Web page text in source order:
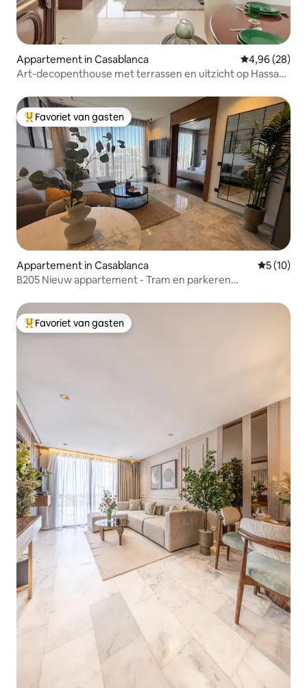
Appartement in Casablanca Gemiddelde
4,96 (28)
Art-decopenthouse met terrassen en uitzicht op Hassan
Topfavoriet van gasten
Favoriet van gasten
Appartement in Casablanca
5 (10)
B205 Nieuw appartement - Tram en parkeren
Topfavoriet van gasten
Favoriet van gasten